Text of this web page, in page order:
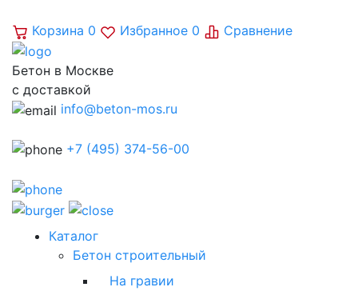
Корзина 0 Избранное 0 Сравнение
Бетон в Москве
с доставкой
info@beton-mos.ru
+7 (495) 374-56-00
Каталог
Бетон строительный
На гравии